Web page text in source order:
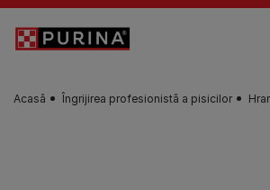
Skip to main content
Acasă Îngrijirea profesionistă a pisicilor